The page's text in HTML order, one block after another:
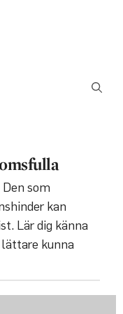
som
kan
Lär dig känna
kunna